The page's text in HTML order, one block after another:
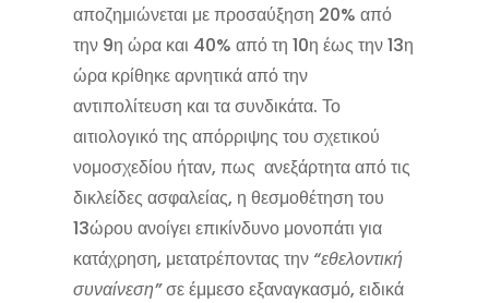
αποζημιώνεται με προσαύξηση 20% από
την 9η ώρα και 40% από τη 10η έως την 13η
ώρα κρίθηκε αρνητικά από την
αντιπολίτευση και τα συνδικάτα. Το
αιτιολογικό της απόρριψης του σχετικού
νομοσχεδίου ήταν, πως ανεξάρτητα από τις
δικλείδες ασφαλείας, η θεσμοθέτηση του
13ώρου ανοίγει επικίνδυνο μονοπάτι για
κατάχρηση, μετατρέποντας την “εθελοντική
συναίνεση”σε έμμεσο εξαναγκασμό, ειδικά